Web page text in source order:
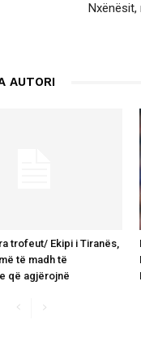
AUTORI
trofeut/ Ekipi i Tiranës,
të madh të
që agjërojnë